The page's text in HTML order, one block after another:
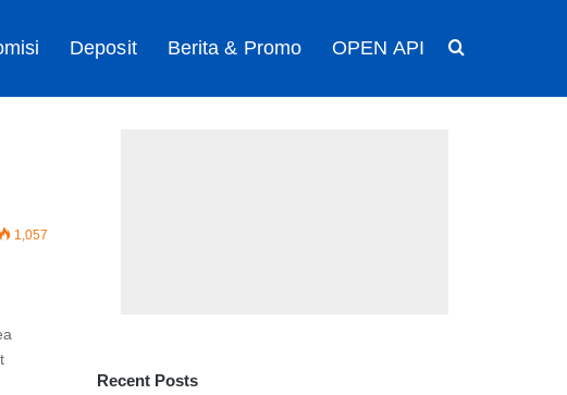
Deposit Berita & Promo OPEN API
1,057
Recent Posts